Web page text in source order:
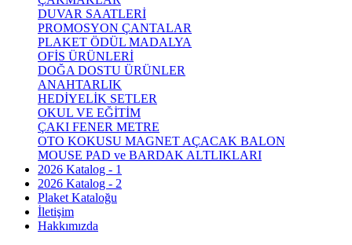
DUVAR SAATLERİ
PROMOSYON ÇANTALAR
PLAKET ÖDÜL MADALYA
OFİS ÜRÜNLERİ
DOĞA DOSTU ÜRÜNLER
ANAHTARLIK
HEDİYELİK SETLER
OKUL VE EĞİTİM
ÇAKI FENER METRE
OTO KOKUSU MAGNET AÇACAK BALON
MOUSE PAD ve BARDAK ALTLIKLARI
2026 Katalog - 1
2026 Katalog - 2
Plaket Kataloğu
İletişim
Hakkımızda